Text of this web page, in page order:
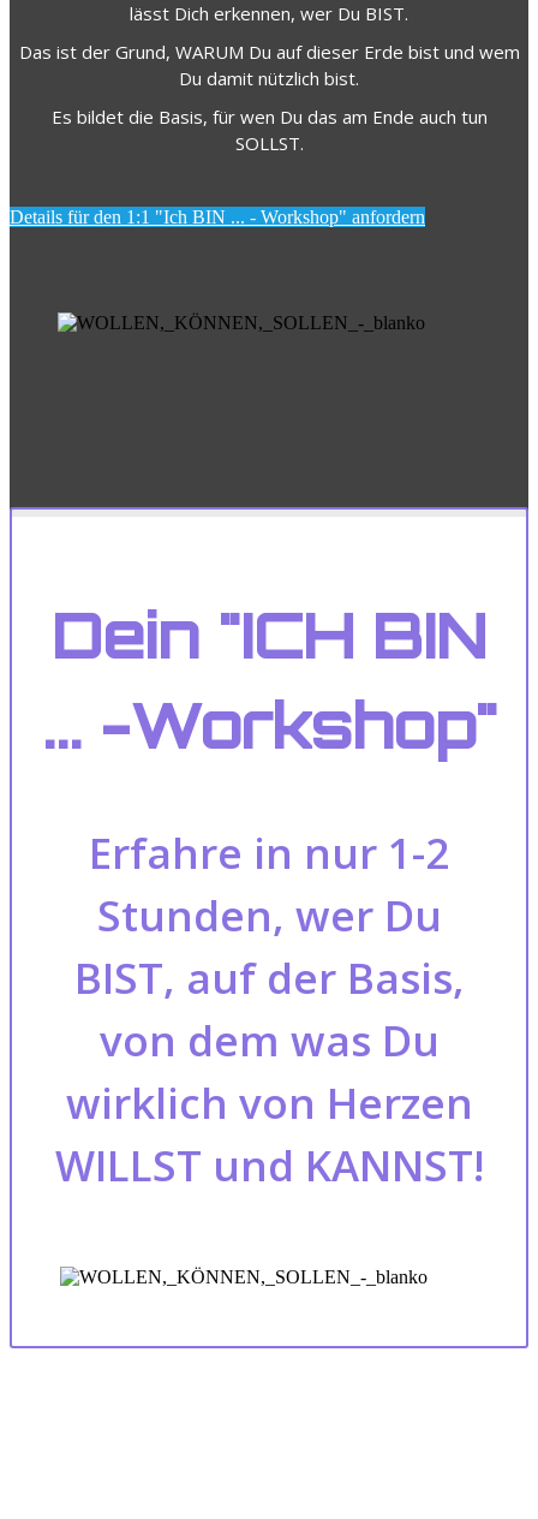
lässt Dich erkennen, wer Du BIST.
Das ist der Grund, WARUM Du auf dieser Erde bist und wem
Du damit nützlich bist.
Es bildet die Basis, für wen Du das am Ende auch tun
SOLLST.
Details für den 1:1 "Ich BIN ... - Workshop" anfordern
Dein "ICH BIN
... -Workshop"
Erfahre in nur 1-2
Stunden, wer Du
BIST, auf der Basis,
von dem was Du
wirklich von Herzen
WILLST und KANNST!